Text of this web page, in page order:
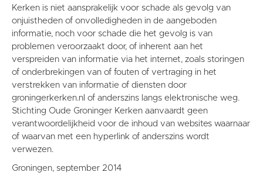
Kerken is niet aansprakelijk voor schade als gevolg van
onjuistheden of onvolledigheden in de aangeboden
informatie, noch voor schade die het gevolg is van
problemen veroorzaakt door, of inherent aan het
verspreiden van informatie via het internet, zoals storingen
of onderbrekingen van of fouten of vertraging in het
verstrekken van informatie of diensten door
groningerkerken.nl of anderszins langs elektronische weg.
Stichting Oude Groninger Kerken aanvaardt geen
verantwoordelijkheid voor de inhoud van websites waarnaar
of waarvan met een hyperlink of anderszins wordt
verwezen.
Groningen, september 2014